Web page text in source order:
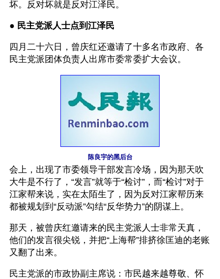
坏。反对坏就是反对江泽民。
● 民主党派人士点到江泽民
四月二十六日，曾庆红还邀请了十多名市政府、各
民主党派团体负责人出席市委常委扩大会议。
陈良宇的黑后台
会上，出现了市委领导干部发言冷场，因为那天吹
大牛是不行了，“发言”就等于“检讨”，而“检讨”对于
江家帮来说，实在太陌生了，因为反对江家帮历来
都被规划到“反动派”勾结“反华势力”的阴谋上。
那天，被曾庆红邀请来的民主党派人士非常天真，
他们的发言很尖锐，并把“上海帮”排挤徐匡迪的老账
又翻了出来。
民主党派的市政协副主席说：市民越来越尊敬、怀